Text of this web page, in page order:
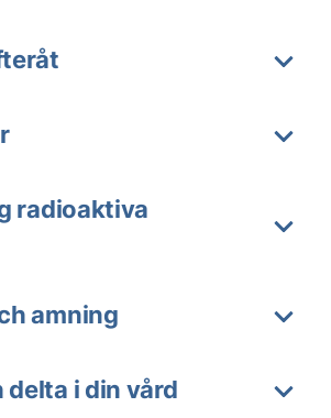
radioaktiva
amning
delta i din vård